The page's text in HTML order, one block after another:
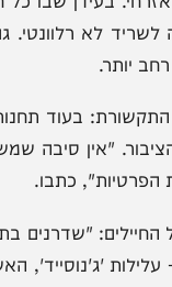
אלא הפכה לכלי
גם
"אין סיבה